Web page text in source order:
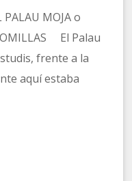
MOJA o
El Palau
frente a la
aquí estaba